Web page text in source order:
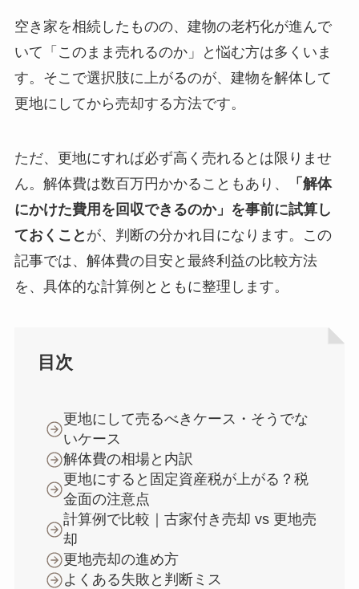
空き家を相続したものの、建物の老朽化が進んで
いて「このまま売れるのか」と悩む方は多くいま
す。そこで選択肢に上がるのが、建物を解体して
更地にしてから売却する方法です。
ただ、更地にすれば必ず高く売れるとは限りませ
ん。解体費は数百万円かかることもあり、
「解体
にかけた費用を回収できるのか」を事前に試算し
ておくこと が、判断の分かれ目になります。この
記事では、解体費の目安と最終利益の比較方法
を、具体的な計算例とともに整理します。
目次
更地にして売るべきケース・そうでな
いケース
解体費の相場と内訳
更地にすると固定資産税が上がる？税
金面の注意点
計算例で比較｜古家付き売却 vs 更地売
却
更地売却の進め方
よくある失敗と判断ミス